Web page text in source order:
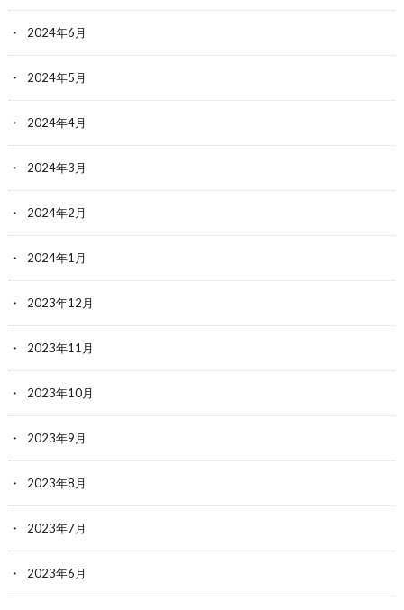
2024年6月
2024年5月
2024年4月
2024年3月
2024年2月
2024年1月
2023年12月
2023年11月
2023年10月
2023年9月
2023年8月
2023年7月
2023年6月